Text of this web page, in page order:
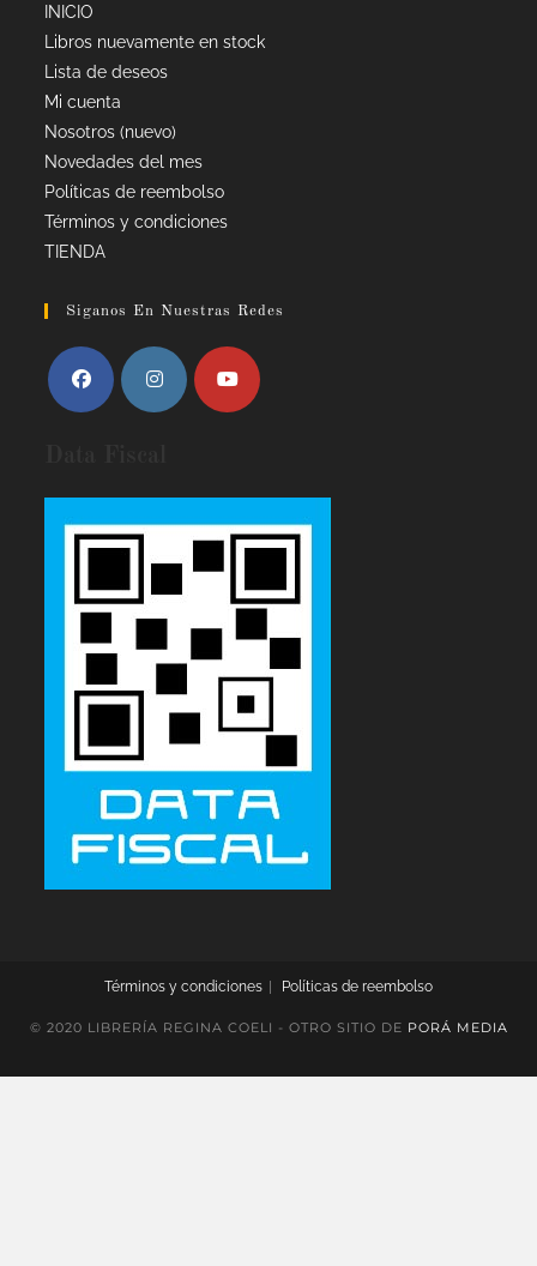
INICIO
Libros nuevamente en stock
Lista de deseos
Mi cuenta
Nosotros (nuevo)
Novedades del mes
Políticas de reembolso
Términos y condiciones
TIENDA
Siganos En Nuestras Redes
Términos y condiciones Políticas de reembolso
© 2020 LIBRERÍA REGINA COELI - OTRO SITIO DE PORÁ MEDIA